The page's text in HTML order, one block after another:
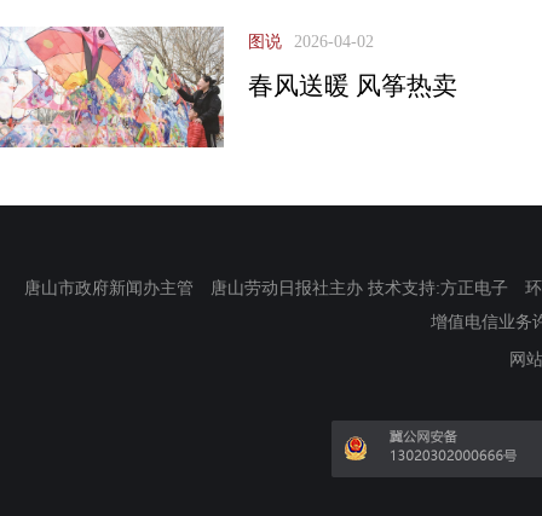
图说 2026-04-02
春风送暖 风筝热卖
唐山市政府新闻办主管 唐山劳动日报社主办 技术支持:方正电子
增值电信业务
网